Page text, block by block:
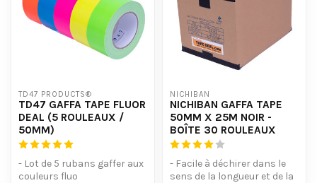
TD47 PRODUCTS®
TD47 GAFFA TAPE FLUOR
DEAL (5 ROULEAUX /
50MM)
- Lot de 5 rubans gaffer aux
couleurs fluo
NICHIBAN
NICHIBAN GAFFA TAPE
50MM X 25M NOIR -
BOÎTE 30 ROULEAUX
- Facile à déchirer dans le
sens de la longueur et de la